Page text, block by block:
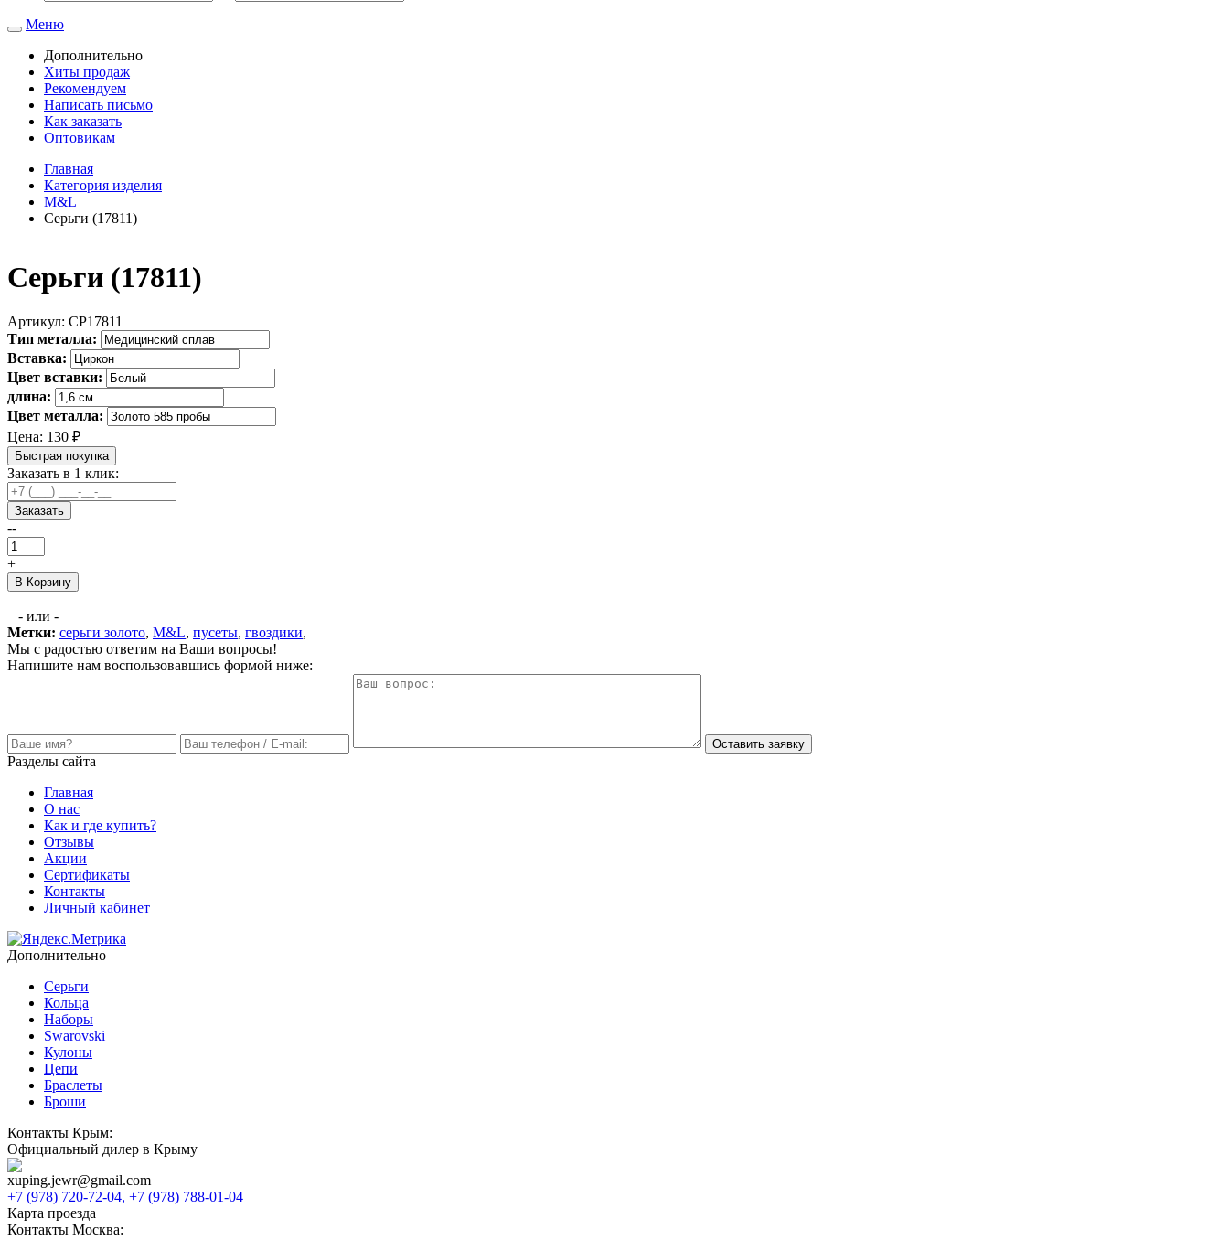
Toggle
navigation
Меню
Дополнительно
Хиты продаж
Рекомендуем
Написать письмо
Как заказать
Оптовикам
Главная
Категория изделия
M&L
Серьги (17811)
Серьги (17811)
Артикул: СР17811
Тип металла:
Вставка:
Цвет вставки:
длина:
Цвет металла:
Цена: 130 ₽
Быстрая покупка
Заказать в 1 клик:
Заказать
--
+
В Корзину
- или -
Метки: серьги золото, M&L, пусеты, гвоздики,
Мы с радостью ответим на Ваши вопросы!
Напишите нам воспользовавшись формой ниже:
Разделы сайта
Главная
О нас
Как и где купить?
Отзывы
Акции
Сертификаты
Контакты
Личный кабинет
Дополнительно
Серьги
Кольца
Наборы
Swarovski
Кулоны
Цепи
Браслеты
Броши
Контакты Крым:
Официальный дилер в Крыму
xuping.jewr@gmail.com
+7 (978) 720-72-04, +7 (978) 788-01-04
Карта проезда
Контакты Москва: